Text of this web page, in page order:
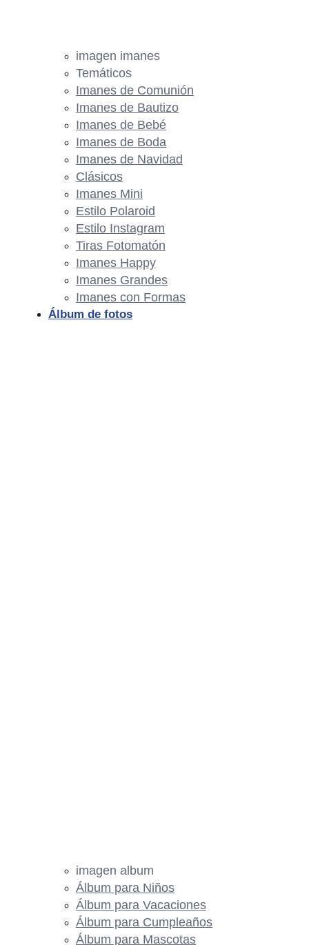
imagen imanes
Temáticos
Imanes de Comunión
Imanes de Bautizo
Imanes de Bebé
Imanes de Boda
Imanes de Navidad
Clásicos
Imanes Mini
Estilo Polaroid
Estilo Instagram
Tiras Fotomatón
Imanes Happy
Imanes Grandes
Imanes con Formas
Álbum de fotos
imagen album
Álbum para Niños
Álbum para Vacaciones
Álbum para Cumpleaños
Álbum para Mascotas